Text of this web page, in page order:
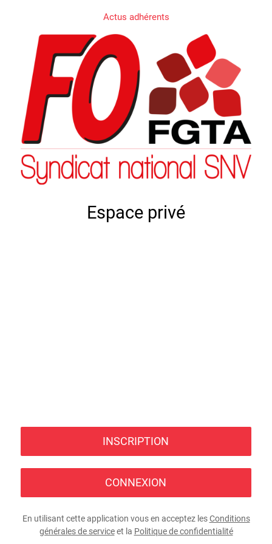
Actus adhérents
Espace privé
INSCRIPTION
CONNEXION
En utilisant cette application vous en acceptez lesConditions
générales de serviceet la Politique de confidentialité